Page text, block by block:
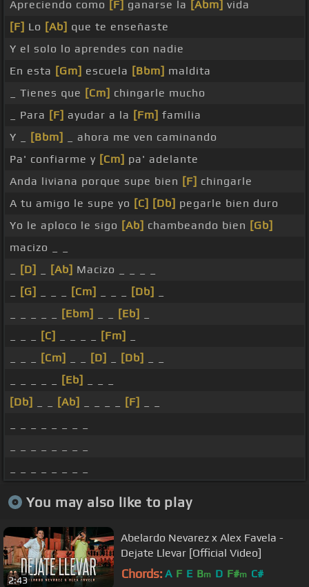
Apreciendo como [F] ganarse la [Abm] vida
[F] Lo [Ab] que te enseñaste
Y el solo lo aprendes con nadie
En esta [Gm] escuela [Bbm] maldita
_ Tienes que [Cm] chingarle mucho
_ Para [F] ayudar a la [Fm] familia
Y _
[Bbm]
_ ahora me ven caminando
Pa' confiarme y [Cm] pa' adelante
Anda liviana porque supe bien [F] chingarle
A tu amigo le supe yo [C] [Db] pegarle bien duro
Yo le aploco le sigo [Ab] chambeando bien [Gb]
macizo _ _
[D] [Ab] Macizo _ _ _ _
[G] [Cm] [Db]
[Ebm] [Eb]
[C] [Fm]
[Cm] [D] [Db]
[Eb]
[Db]
[Ab] [F]
You may also like to play
2:43
Abelardo Nevarez x Alex Favela -
Dejate Llevar [Official Video]
Chords: A F E Bm D F#m C#